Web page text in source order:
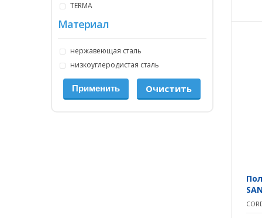
TERMA
Материал
нержавеющая сталь
низкоуглеродистая сталь
Очистить